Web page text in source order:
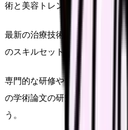
術と美容トレンドにアンテナを
最新の治療技術、医療機器、美
のスキルセットを拡大していく
専門的な研修やワークショップ
の学術論文の研究など、自己研
う。